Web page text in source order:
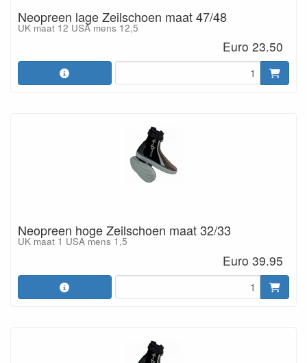
Neopreen lage Zeilschoen maat 47/48
UK maat 12 USA mens 12,5
Euro 23.50
Neopreen hoge Zeilschoen maat 32/33
UK maat 1 USA mens 1,5
Euro 39.95